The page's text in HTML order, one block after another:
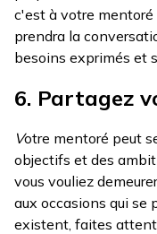
c'est à votre mentoré
prendra la
besoins exprimés et
6. Partagez
Votre mentoré peut
objectifs et des
vous vouliez
aux occasions qui se
existent, faites